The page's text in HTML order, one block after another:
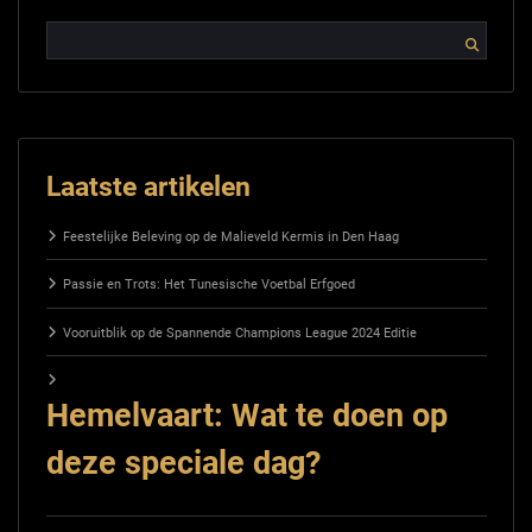
Laatste artikelen
Feestelijke Beleving op de Malieveld Kermis in Den Haag
Passie en Trots: Het Tunesische Voetbal Erfgoed
Vooruitblik op de Spannende Champions League 2024 Editie
Hemelvaart: Wat te doen op
deze speciale dag?